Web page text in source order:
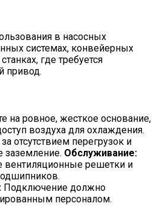
в насосных
системах, конвейерных
где требуется
привод.
на ровное, жесткое основание,
воздуха для охлаждения.
отсутствием перегрузок и
заземление. Обслуживание:
вентиляционные решетки и
Подключение должно
персоналом.